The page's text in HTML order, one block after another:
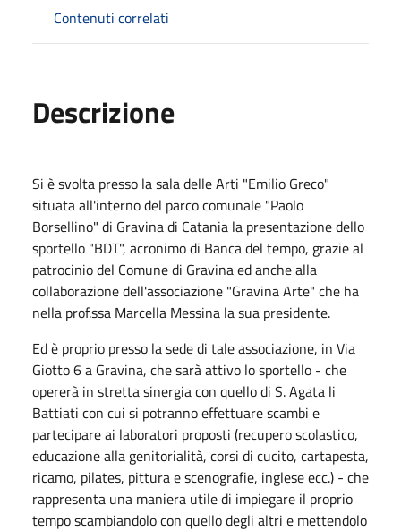
Contenuti correlati
Descrizione
Si è svolta presso la sala delle Arti "Emilio Greco"
situata all'interno del parco comunale "Paolo
Borsellino" di Gravina di Catania la presentazione dello
sportello "BDT", acronimo di Banca del tempo, grazie al
patrocinio del Comune di Gravina ed anche alla
collaborazione dell'associazione "Gravina Arte" che ha
nella prof.ssa Marcella Messina la sua presidente.
Ed è proprio presso la sede di tale associazione, in Via
Giotto 6 a Gravina, che sarà attivo lo sportello - che
opererà in stretta sinergia con quello di S. Agata li
Battiati con cui si potranno effettuare scambi e
partecipare ai laboratori proposti (recupero scolastico,
educazione alla genitorialità, corsi di cucito, cartapesta,
ricamo, pilates, pittura e scenografie, inglese ecc.) - che
rappresenta una maniera utile di impiegare il proprio
tempo scambiandolo con quello degli altri e mettendolo